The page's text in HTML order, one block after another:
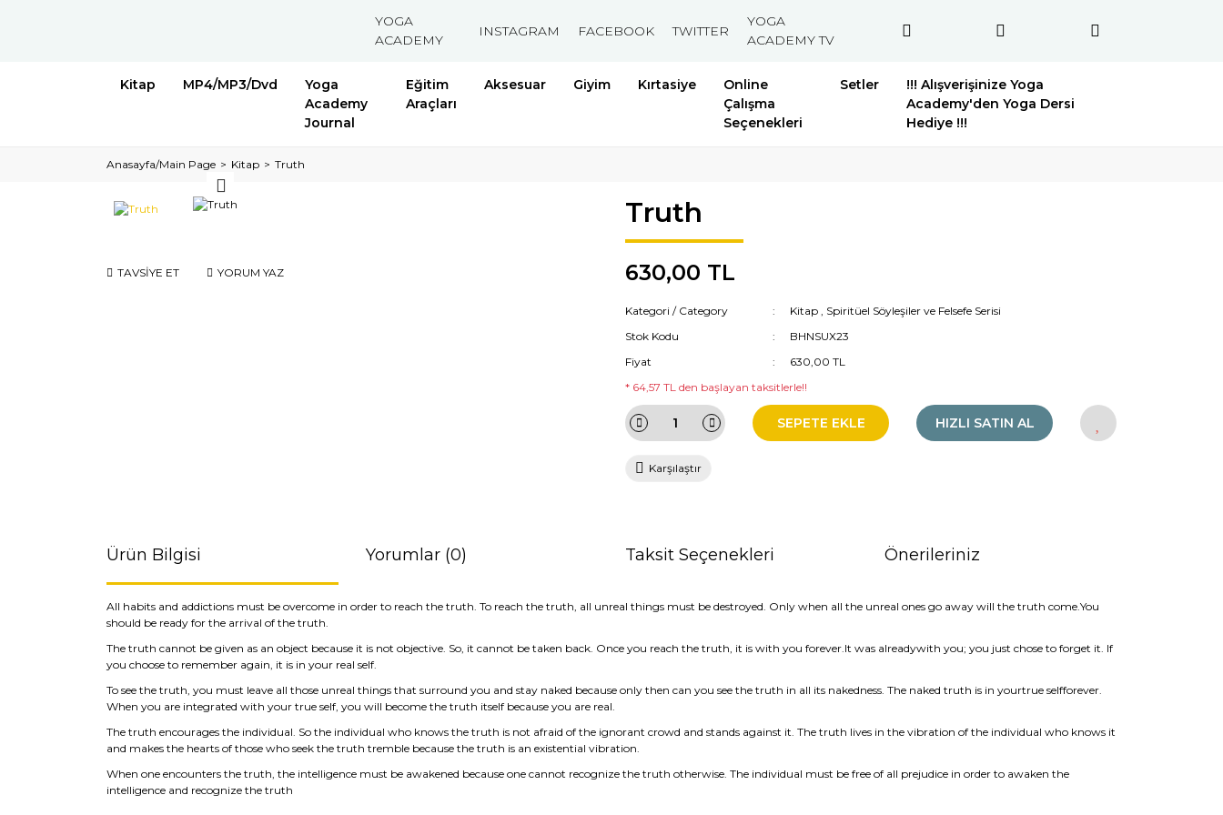
YOGA
ACADEMY
INSTAGRAM FACEBOOK TWITTER
YOGA
ACADEMY TV
Kitap MP4/MP3/Dvd
Yoga
Academy
Journal
Eğitim
Araçları
Aksesuar Giyim Kırtasiye
Online
Çalışma
Seçenekleri
Setler
!!! Alışverişinize Yoga
Academy'den Yoga Dersi
Hediye !!!
Anasayfa/Main Page Kitap Truth
TAVSİYE ET YORUM YAZ
Truth
630,00 TL
Kategori / Category Kitap , Spiritüel Söyleşiler ve Felsefe Serisi
Stok Kodu
BHNSUX23
Fiyat
630,00 TL
* 64,57 TL den başlayan taksitlerle!!
SEPETE EKLE HIZLI SATIN AL
Karşılaştır
Ürün Bilgisi Yorumlar (0) Taksit Seçenekleri Önerileriniz
All habits and addictions must be overcome in order to reach the truth. To reach the truth, all unreal things must be destroyed. Only when all the unreal ones go away will the truth come.You
should be ready for the arrival of the truth.
The truth cannot be given as an object because it is not objective. So, it cannot be taken back. Once you reach the truth, it is with you forever.It was alreadywith you; you just chose to forget it. If
you choose to remember again, it is in your real self.
To see the truth, you must leave all those unreal things that surround you and stay naked because only then can you see the truth in all its nakedness. The naked truth is in yourtrue selfforever.
When you are integrated with your true self, you will become the truth itself because you are real.
The truth encourages the individual. So the individual who knows the truth is not afraid of the ignorant crowd and stands against it. The truth lives in the vibration of the individual who knows it
and makes the hearts of those who seek the truth tremble because the truth is an existential vibration.
When one encounters the truth, the intelligence must be awakened because one cannot recognize the truth otherwise. The individual must be free of all prejudice in order to awaken the
intelligence and recognize the truth